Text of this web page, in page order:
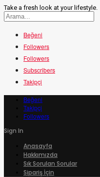
Take a fresh look at your lifestyle.
Beğeni
Followers
Followers
Subscribers
Takipçi
Beğeni
Takipçi
Followers
Sign In
Anasayfa
Hakkımızda
Sık Sorulan Sorular
Sipariş İçin